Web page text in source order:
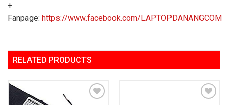
+
Fanpage: https://www.facebook.com/LAPTOPDANANGCOM
RELATED PRODUCTS